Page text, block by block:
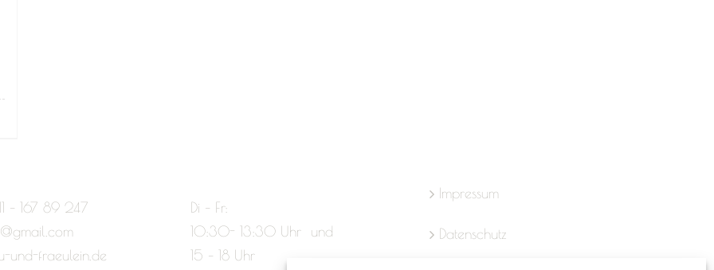
– 167 89 247
und-fraeulein.de
Di – Fr:
10:30- 13:30 Uhr und
15 – 18 Uhr
Impressum
Datenschutz